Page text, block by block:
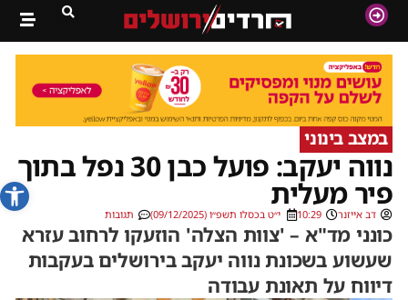
פתח
במצב בינוני
נווה יעקב: פועל כבן 30 נפל בתוך
פיר מעלית
דב אייזנר 10:29 י״ט בכסלו תשפ״ו (09/12/2025) תגובות
כונני מד"א – 'צוות הצלה' הוזעקו לרחוב עזרא
שעשוע בשכונת נווה יעקב בירושלים בעקבות
דיווח על תאונת עבודה